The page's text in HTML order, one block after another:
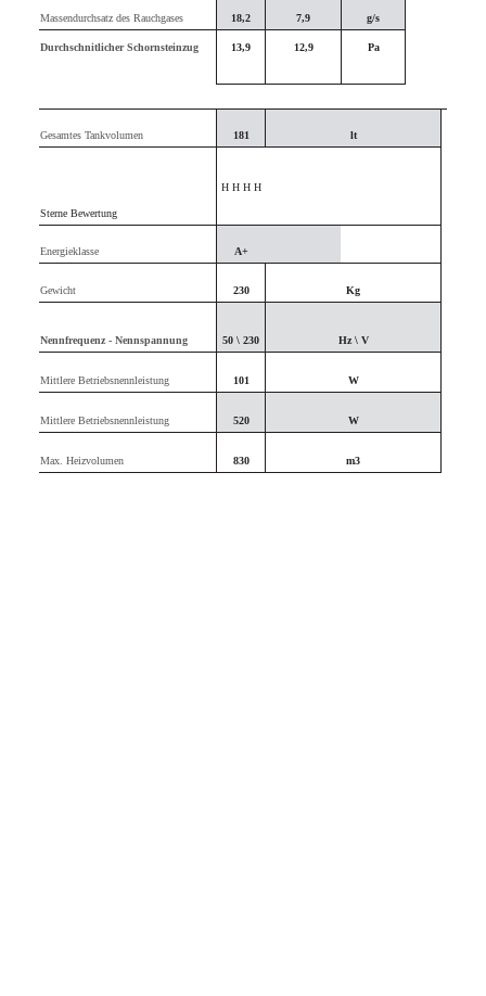
Massendurchsatz des Rauchgases 18,2 7,9 g/s
Durchschnitlicher Schornsteinzug 13,9 12,9 Pa
Gesamtes Tankvolumen 181 lt
H H H H
Sterne Bewertung
Energieklasse A+
Gewicht 230 Kg
Nennfrequenz - Nennspannung 50 \ 230 Hz \ V
Mittlere Betriebsnennleistung 101 W
Mittlere Betriebsnennleistung 520 W
Max. Heizvolumen 830 m3